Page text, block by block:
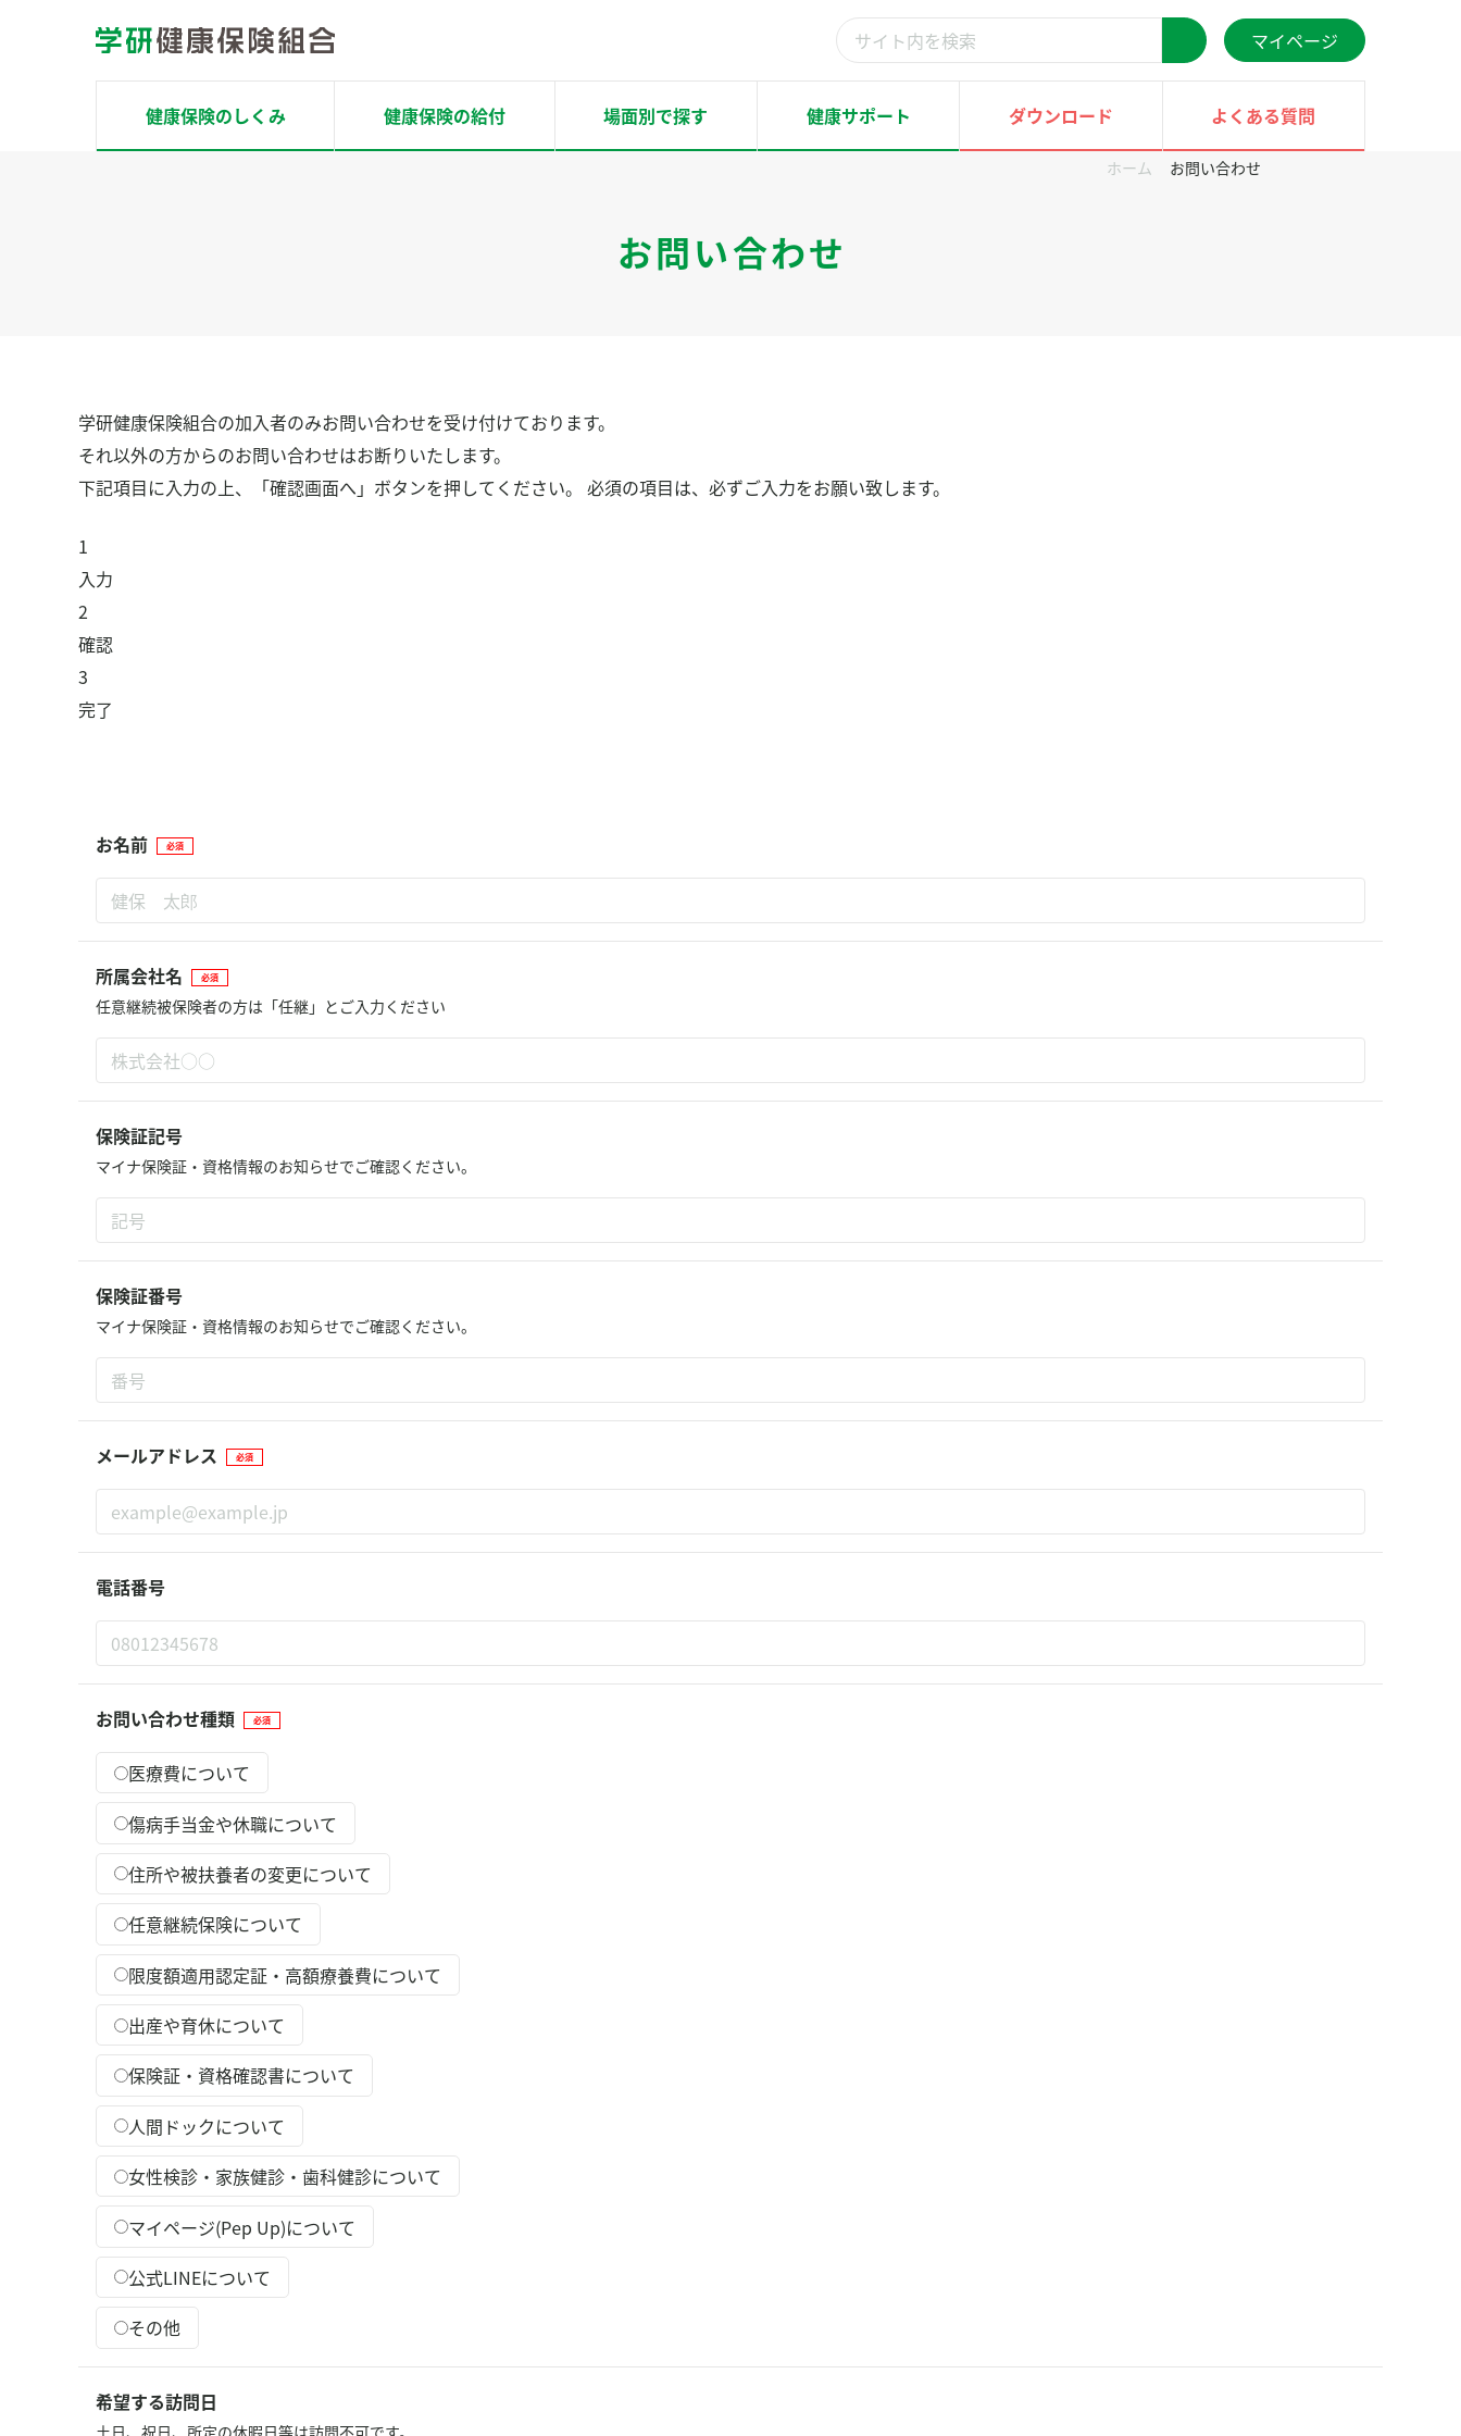
健康保険のしくみ 健康保険の給付 場面別で探す 健康サポート ダウンロード よくある質問
検
索
果：
検
索
マイページ
お問い合わせ
ホーム お問い合わせ
学研健康保険組合の加入者のみお問い合わせを受け付けております。
それ以外の方からのお問い合わせはお断りいたします。
下記項目に入力の上、「確認画面へ」ボタンを押してください。 必須の項目は、必ずご入力をお願い致します。
1
入力
2
確認
3
完了
お名前 必須
所属会社名 必須
任意継続被保険者の方は「任継」とご入力ください
保険証記号
マイナ保険証・資格情報のお知らせでご確認ください。
保険証番号
マイナ保険証・資格情報のお知らせでご確認ください。
メールアドレス 必須
電話番号
お問い合わせ種類 必須
医療費について
傷病手当金や休職について
住所や被扶養者の変更について
任意継続保険について
限度額適用認定証・高額療養費について
出産や育休について
保険証・資格確認書について
人間ドックについて
女性検診・家族健診・歯科健診について
マイページ(Pep Up)について
公式LINEについて
その他
希望する訪問日
土日、祝日、所定の休暇日等は訪問不可です。
健康チェック
Pep Up ペップアップ
食事管理アプリ「あすけん」
申請書ダウンロード
お問い合わせ
索
果：
マイページ